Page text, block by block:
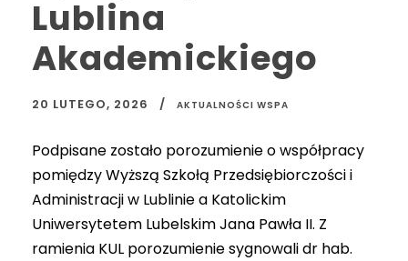
Lublina
Akademickiego
20 LUTEGO, 2026 AKTUALNOŚCI WSPA
Podpisane zostało porozumienie o współpracy
pomiędzy Wyższą Szkołą Przedsiębiorczości i
Administracji w Lublinie a Katolickim
Uniwersytetem Lubelskim Jana Pawła II. Z
ramienia KUL porozumienie sygnowali dr hab.